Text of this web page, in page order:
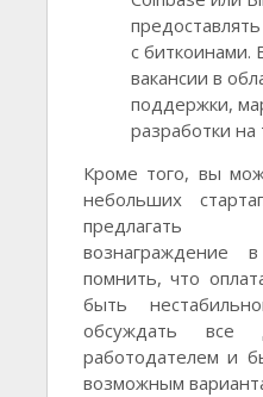
с биткоинами.
вакансии в
поддержки,
разработки на
Кроме того, вы
небольших
предлагать
вознаграждение
помнить, что
быть
обсуждать все
работодателем и
возможным